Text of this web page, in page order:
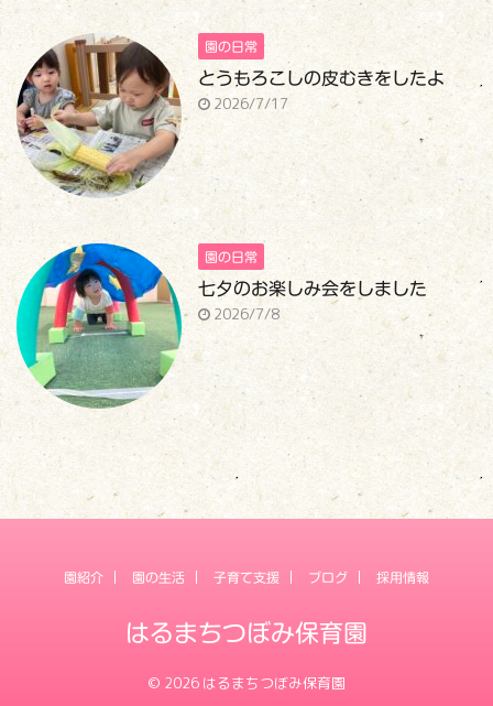
園の日常
とうもろこしの皮むきをしたよ
2026/7/17
園の日常
七夕のお楽しみ会をしました
2026/7/8
園紹介 園の生活 子育て支援 ブログ 採用情報
はるまちつぼみ保育園
© 2026 はるまちつぼみ保育園